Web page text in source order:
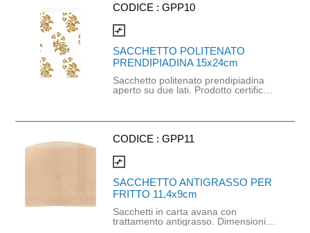
circa 943 pezzi.
CODICE :GPP10
compare_arrows
SACCHETTO POLITENATO
PRENDIPIADINA 15x24cm
Sacchetto politenato prendipiadina
aperto su due lati. Prodotto certificato
CODICE :GPP11
compare_arrows
SACCHETTO ANTIGRASSO PER
FRITTO 11,4x9cm
Sacchetti in carta avana con
trattamento antigrasso. Dimensioni: